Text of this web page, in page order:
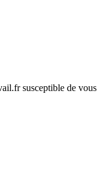
susceptible de vous